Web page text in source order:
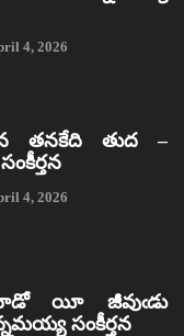
4, 2026
తనకేది తుద –
4, 2026
యీ జీవుఁడు
సంకీర్తన